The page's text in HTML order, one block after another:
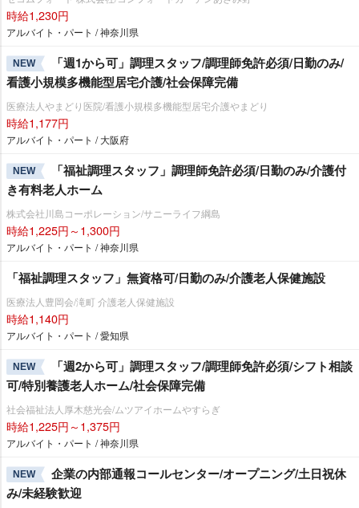
時給1,230円
アルバイト・パート / 神奈川県
NEW
「週1から可」調理スタッフ/調理師免許必須/日勤のみ/
看護小規模多機能型居宅介護/社会保障完備
医療法人やまどり医院/看護小規模多機能型居宅介護やまどり
時給1,177円
アルバイト・パート / 大阪府
NEW
「福祉調理スタッフ」調理師免許必須/日勤のみ/介護付
き有料老人ホーム
株式会社川島コーポレーション/サニーライフ綱島
時給1,225円～1,300円
アルバイト・パート / 神奈川県
「福祉調理スタッフ」無資格可/日勤のみ/介護老人保健施設
医療法人豊岡会/滝町 介護老人保健施設
時給1,140円
アルバイト・パート / 愛知県
NEW
「週2から可」調理スタッフ/調理師免許必須/シフト相談
可/特別養護老人ホーム/社会保障完備
社会福祉法人厚木慈光会/ムツアイホームやすらぎ
時給1,225円～1,375円
アルバイト・パート / 神奈川県
NEW
企業の内部通報コールセンター/オープニング/土日祝休
み/未経験歓迎